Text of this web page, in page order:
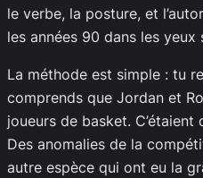
le verbe, la posture, et
les années 90 dans les yeux
La méthode est simple : tu
comprends que Jordan et
joueurs de basket.
Des anomalies de la
autre espèce qui ont eu la